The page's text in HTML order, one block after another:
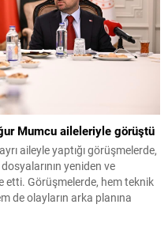
Mumcu aileleriyle görüştü
aileyle yaptığı görüşmelerde,
yeniden ve
etti. Görüşmelerde, hem teknik
de olayların arka planına